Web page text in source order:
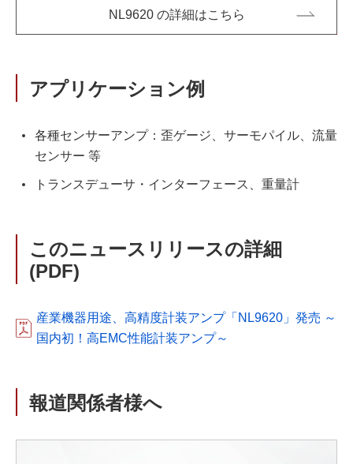
NL9620 の詳細はこちら
アプリケーション例
各種センサーアンプ：歪ゲージ、サーモパイル、流量
センサー 等
トランスデューサ・インターフェース、重量計
このニュースリリースの詳細
(PDF)
産業機器用途、高精度計装アンプ「NL9620」発売 ～
国内初！高EMC性能計装アンプ～
報道関係者様へ